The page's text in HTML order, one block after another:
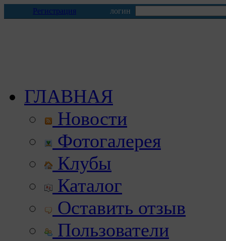
Регистрация логин
ГЛАВНАЯ
Новости
Фотогалерея
Клубы
Каталог
Оставить отзыв
Пользователи